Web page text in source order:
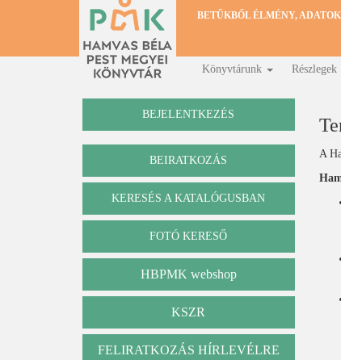
BETŰKBŐL ÉLMÉNY,
Fő
navigáció
Könyvtárunk Részlegek
BEJELENTKEZÉS
BEIRATKOZÁS
Katalógus
KERESÉS A KATALÓGUSBAN
FOTÓ KERESŐ
HBPMK webshop
KSZR
FELIRATKOZÁS HÍRLEVÉLRE
A